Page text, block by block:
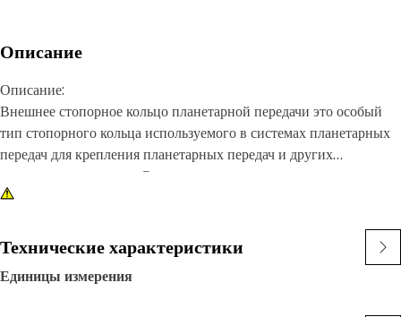
Описание
Описание:
Внешнее стопорное кольцо планетарной передачи это особый
тип стопорного кольца используемого в системах планетарных
передач для крепления планетарных передач и других
компонентов на месте. Это внешнее кольцо которое входит в
канавку или углубление на внешней поверхности планетарного
осевое перемещение шестерен.
Характеристики:
Технические характеристики
Единицы измерения